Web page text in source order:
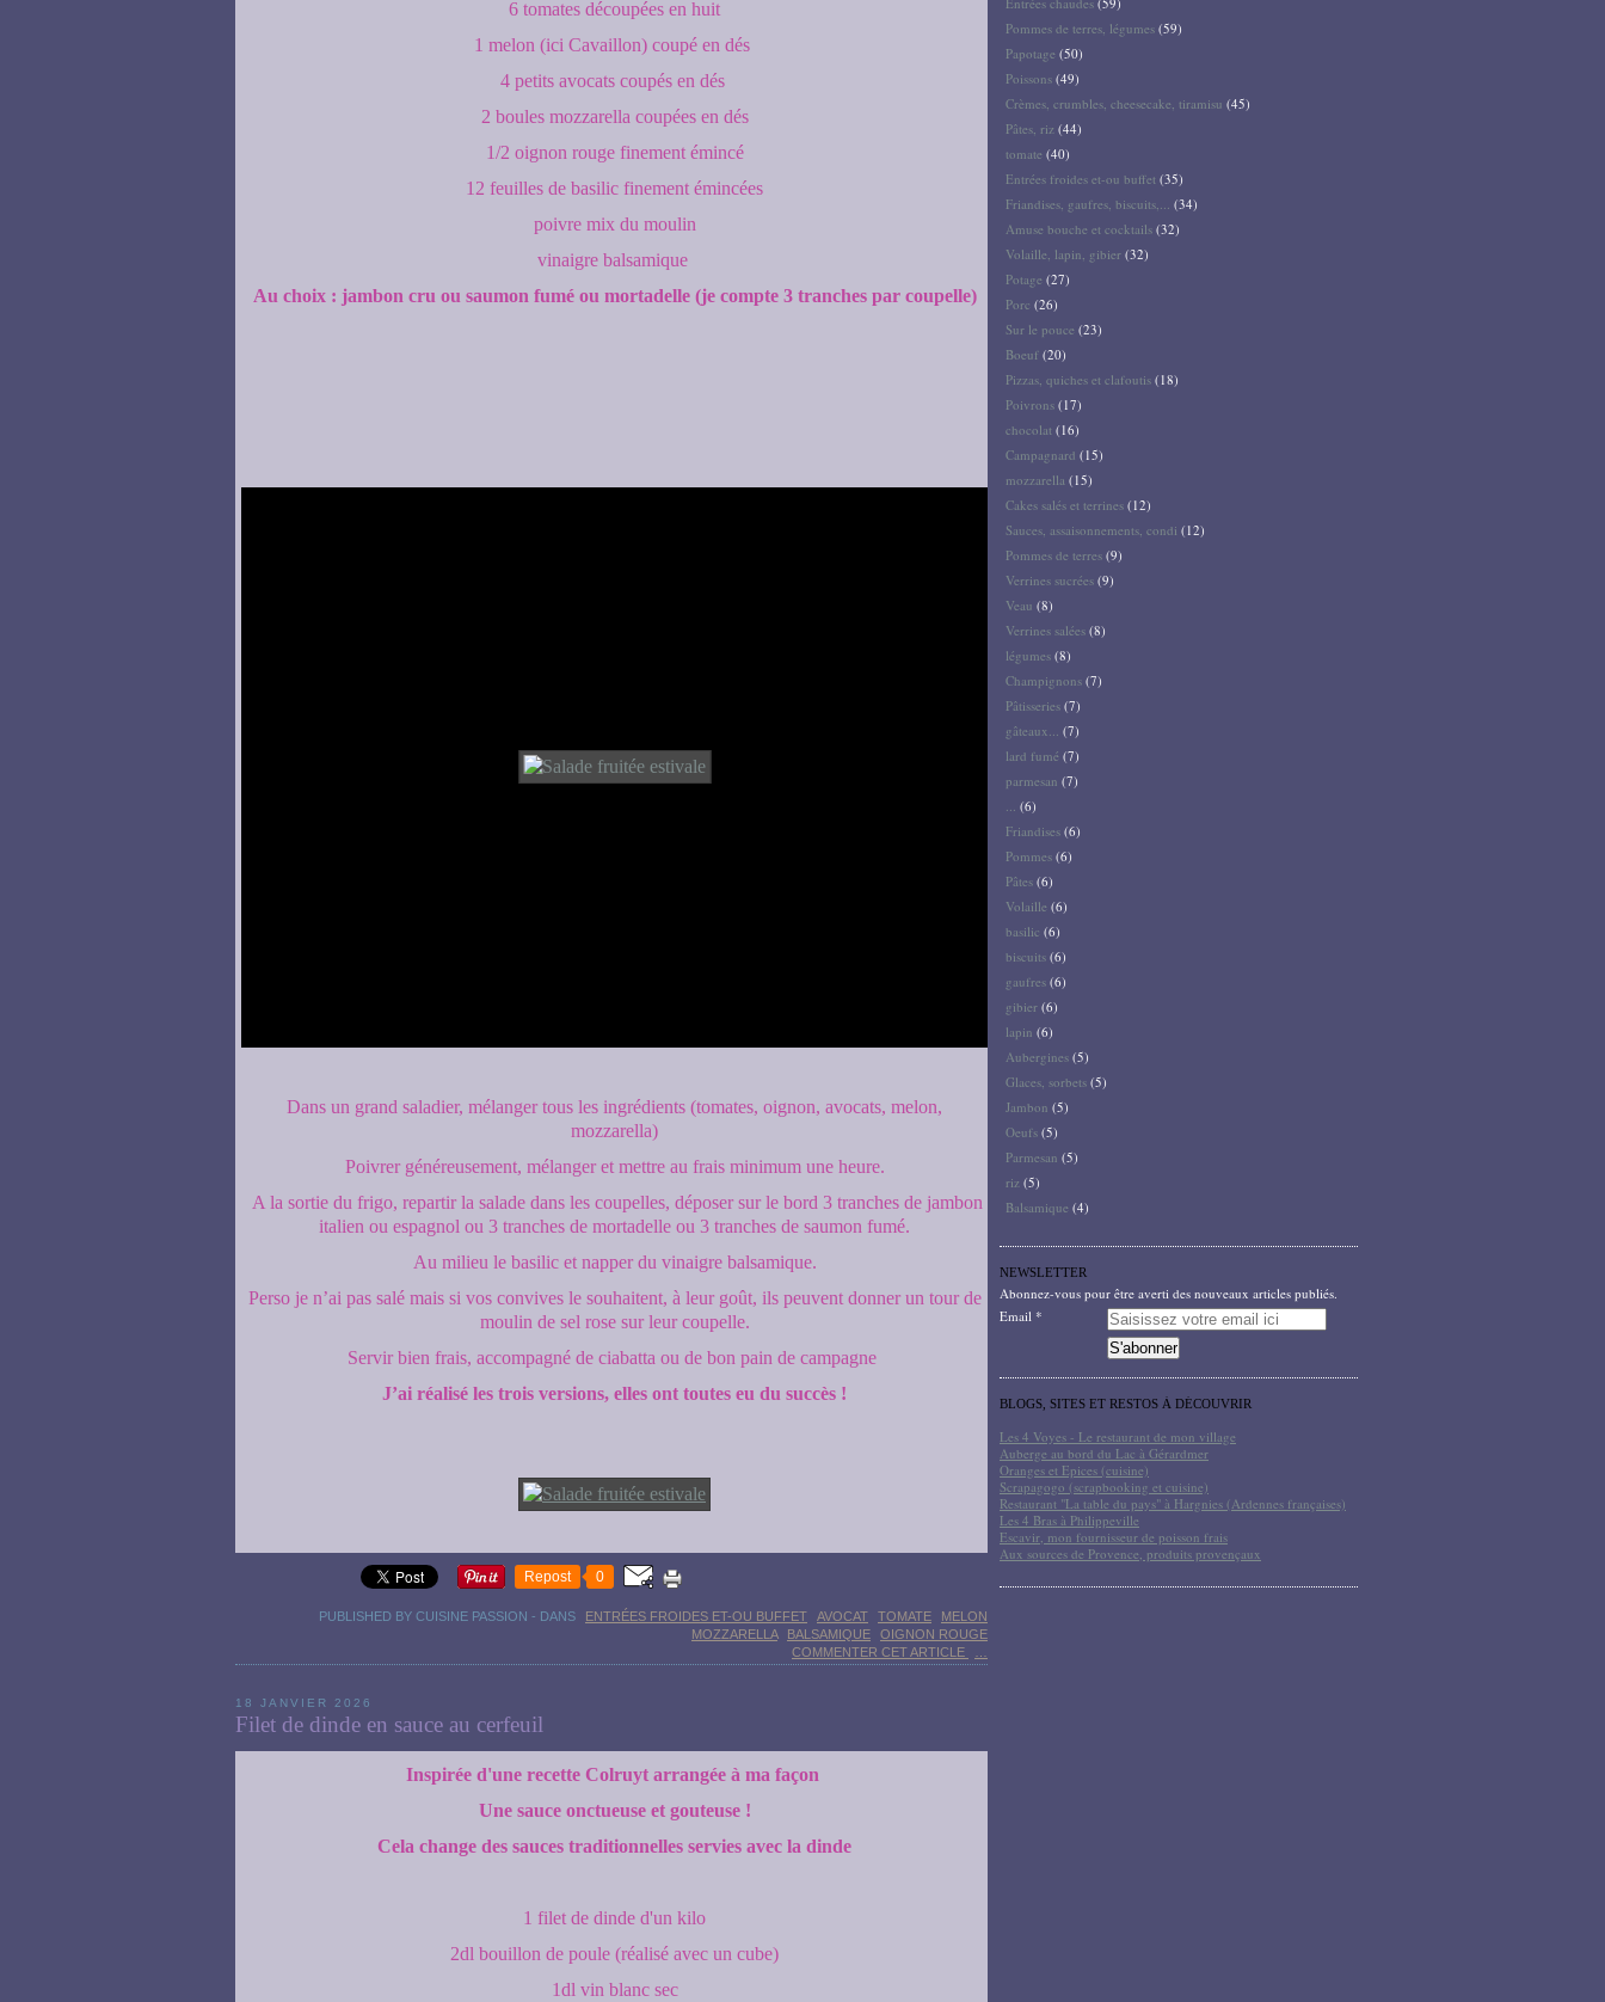
6 tomates découpées en huit
1 melon (ici Cavaillon) coupé en dés
4 petits avocats coupés en dés
2 boules mozzarella coupées en dés
1/2 oignon rouge finement émincé
12 feuilles de basilic finement émincées
​​​​​​poivre mix du moulin
vinaigre balsamique
Au choix : jambon cru ou saumon fumé ou mortadelle (je compte 3 tranches par coupelle)
Dans un grand saladier, mélanger tous les ingrédients (tomates, oignon, avocats, melon,
mozzarella)
Poivrer généreusement, mélanger et mettre au frais minimum une heure.
A la sortie du frigo, repartir la salade dans les coupelles, déposer sur le bord 3 tranches de jambon
italien ou espagnol ou 3 tranches de mortadelle ou 3 tranches de saumon fumé.
Au milieu le basilic et napper du vinaigre balsamique.
Perso je n’ai pas salé mais si vos convives le souhaitent, à leur goût, ils peuvent donner un tour de
moulin de sel rose sur leur coupelle.
Servir bien frais, accompagné de ciabatta ou de bon pain de campagne
J’ai réalisé les trois versions, elles ont toutes eu du succès !
Repost 0
PUBLISHED BY CUISINE PASSION - DANS ENTRÉES FROIDES ET-OU BUFFET AVOCAT TOMATE
MELON
MOZZARELLA
BALSAMIQUE
OIGNON ROUGE
COMMENTER CET ARTICLE
18 JANVIER 2026
Filet de dinde en sauce au cerfeuil
Inspirée d'une recette Colruyt arrangée à ma façon
Une sauce onctueuse et gouteuse !
Cela change des sauces traditionnelles servies avec la dinde
1 filet de dinde d'un kilo
2dl bouillon de poule (réalisé avec un cube)
1dl vin blanc sec
Pommes de terres, légumes (59)
Papotage (50)
Poissons (49)
Crèmes, crumbles, cheesecake, tiramisu (45)
Pâtes, riz (44)
tomate (40)
Entrées froides et-ou buffet (35)
Friandises, gaufres, biscuits,... (34)
Amuse bouche et cocktails (32)
Volaille, lapin, gibier (32)
Potage (27)
Porc (26)
Sur le pouce (23)
Boeuf (20)
Pizzas, quiches et clafoutis (18)
Poivrons (17)
chocolat (16)
Campagnard (15)
mozzarella (15)
Cakes salés et terrines (12)
Sauces, assaisonnements, condi (12)
Pommes de terres (9)
Verrines sucrées (9)
Veau (8)
Verrines salées (8)
légumes (8)
Champignons (7)
Pâtisseries (7)
gâteaux... (7)
lard fumé (7)
parmesan (7)
... (6)
Friandises (6)
Pommes (6)
Pâtes (6)
Volaille (6)
basilic (6)
biscuits (6)
gaufres (6)
gibier (6)
lapin (6)
Aubergines (5)
Glaces, sorbets (5)
Jambon (5)
Oeufs (5)
Parmesan (5)
riz (5)
Balsamique (4)
NEWSLETTER
Abonnez-vous pour être averti des nouveaux articles publiés.
Email
BLOGS, SITES ET RESTOS À DÉCOUVRIR
Les 4 Voyes - Le restaurant de mon village
Auberge au bord du Lac à Gérardmer
Oranges et Epices (cuisine)
Scrapagogo (scrapbooking et cuisine)
Restaurant "La table du pays" à Hargnies (Ardennes françaises)
Les 4 Bras à Philippeville
Escavir, mon fournisseur de poisson frais
Aux sources de Provence, produits provençaux